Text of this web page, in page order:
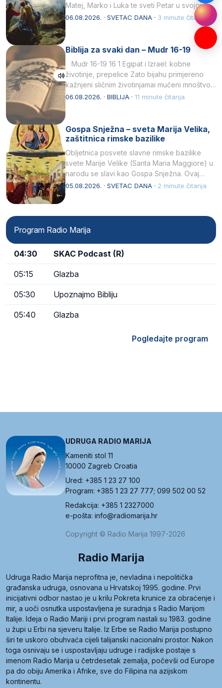
Matej, Marko i Luka te sveti Petar u svojoj
drugoj…
06.08.2026. · SVETAC DANA · 3 minute čitanja
Biblija za svaki dan – Mudr 16-19
Mudr 16-19 16 1 Egipat i Izrael: kobne
životinje, prepelice Zato bijahu primjereno
kažnjeni sličnim životinjamai mučeni mnoštvom
kukaca.2 A narod…
06.08.2026. · BIBLIJA · 11 minute čitanja
Gospa Snježna – sveta Marija Velika,
zaštitnica rimske bazilike
Obljetnica posvete slavne rimske bazilike
svete Marije Velike (Santa Maria Maggiore) u
narodu se slavi kao Gospa Snježna. Ovaj
naziv, Sancta Maria…
05.08.2026. · SVETAC DANA · 2 minute čitanja
Program Radio Marija
04:30 SKAC Podcast (R)
05:15 Glazba
05:30 Upoznajmo Bibliju
05:40 Glazba
Pogledajte program
UDRUGA RADIO MARIJA
Kameniti stol 11
10000 Zagreb Croatia
Ured: +385 1 23 27 100
Program: +385 1 23 27 777; 099 502 00 52
Redakcija: +385 1 2327000
e-pošta: info@radiomarija.hr
Copyright © Radio Marija 1997-2026
Radio Marija
Udruga Radio Marija neprofitna je, nevladina i nepolitička
građanska udruga, osnovana u Hrvatskoj 1995. godine. Prvi
inicijativni odbor nastao je u krilu Pokreta krunice za obraćenje i
mir, a uoči osnutka uspostavljena je suradnja s Radio Marijom
Italije. Ideja o Radio Mariji i prvi program nastali su 1983. godine
u župi u Erbi na sjeveru Italije. Iz Erbe se Radio Marija postupno
širi te uskoro obuhvaća cijeli talijanski nacionalni prostor. Nakon
toga osnivaju se i uspostavljaju udruge i radijske postaje s
imenom Radio Marija u četrdesetak zemalja, počevši od Europe
pa do obiju Amerika i Afrike, sve do Filipina na azijskom
kontinentu.